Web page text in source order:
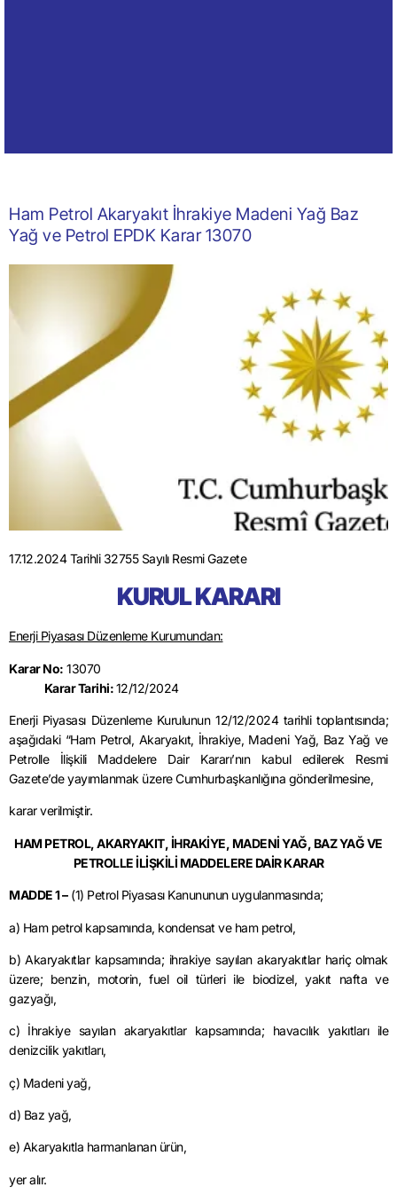
Ham Petrol Akaryakıt İhrakiye Madeni Yağ Baz
Yağ ve Petrol EPDK Karar 13070
17.12.2024 Tarihli 32755 Sayılı Resmi Gazete
KURUL KARARI
Enerji Piyasası Düzenleme Kurumundan:
Karar No: 13070
Karar Tarihi:12/12/2024
Enerji Piyasası Düzenleme Kurulunun 12/12/2024 tarihli toplantısında;
aşağıdaki “Ham Petrol, Akaryakıt, İhrakiye, Madeni Yağ, Baz Yağ ve
Petrolle İlişkili Maddelere Dair Kararı’nın kabul edilerek Resmi
Gazete’de yayımlanmak üzere Cumhurbaşkanlığına gönderilmesine,
karar verilmiştir.
HAM PETROL, AKARYAKIT, İHRAKİYE, MADENİ YAĞ, BAZ YAĞ VE
PETROLLE İLİŞKİLİ MADDELERE DAİR KARAR
MADDE 1 –(1) Petrol Piyasası Kanununun uygulanmasında;
a) Ham petrol kapsamında, kondensat ve ham petrol,
b) Akaryakıtlar kapsamında; ihrakiye sayılan akaryakıtlar hariç olmak
üzere; benzin, motorin, fuel oil türleri ile biodizel, yakıt nafta ve
gazyağı,
c) İhrakiye sayılan akaryakıtlar kapsamında; havacılık yakıtları ile
denizcilik yakıtları,
ç) Madeni yağ,
d) Baz yağ,
e) Akaryakıtla harmanlanan ürün,
yer alır.